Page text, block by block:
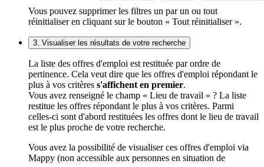
Vous pouvez supprimer les filtres un par un ou tout
réinitialiser en cliquant sur le bouton « Tout réinitialiser ».
3. Visualiser les résultats de votre recherche
La liste des offres d'emploi est restituée par ordre de
pertinence. Cela veut dire que les offres d'emploi répondant le
plus à vos critères s'affichent en premier.
Vous avez renseigné le champ « Lieu de travail » ? La liste
restitue les offres répondant le plus à vos critères. Parmi
celles-ci sont d'abord restituées les offres dont le lieu de travail
est le plus proche de votre recherche.
Vous avez la possibilité de visualiser ces offres d'emploi via
Mappy (non accessible aux personnes en situation de